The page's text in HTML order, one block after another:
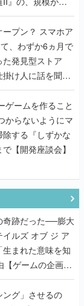
ーに聞いた
スマホア
、わずか6ヵ月で
発見型ストア
掛け人に話を聞い
ゲームを作ること
する『しずかな
【開発座談会】
奇跡だった──膨大
ルズ オブ ジ ア
まれた意味を知
【ゲームの企画
グ」させるの